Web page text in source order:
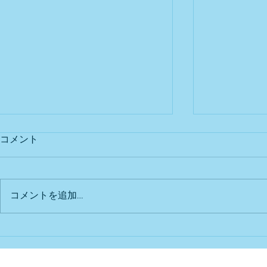
出店予定
コメント
コメントを追加…